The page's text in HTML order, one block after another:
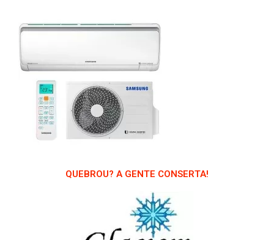
QUEBROU? A GENTE CONSERTA!